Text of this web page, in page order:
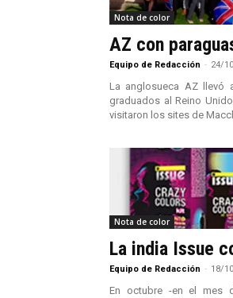
Nota de color
AZ con
Equipo de Redacción - 24/
La anglosueca AZ llevó
graduados al Reino
visitaron los sites de
Nota de color
La india Issue
Equipo de Redacción - 18/
En octubre -en el mes